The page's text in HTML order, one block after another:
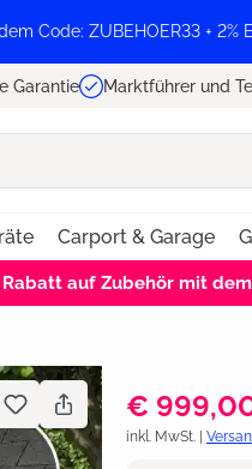
Code: ZUBEHOER33 + 2%
Garantie Marktführer und
Carport & Garage
Rabatt auf Zubehör mit dem
€
inkl. MwSt. |